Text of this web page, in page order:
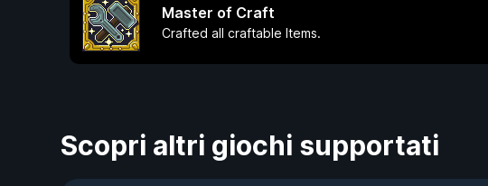
Master of Craft
Crafted all craftable Items.
Scopri altri giochi supportati